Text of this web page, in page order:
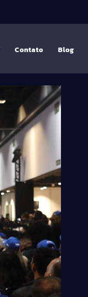
Contato Blog